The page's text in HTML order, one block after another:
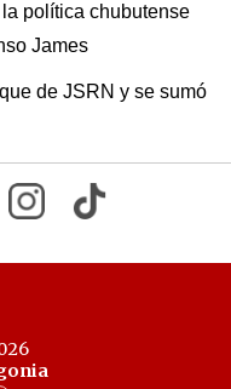
política chubutense
James
de JSRN y se sumó